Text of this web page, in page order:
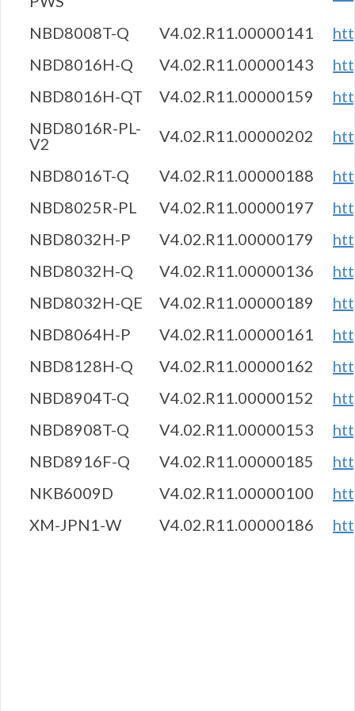
NBD8008T-Q V4.02.R11.00000141
NBD8016H-Q
V4.02.R11.00000143
NBD8016H-QT
V4.02.R11.00000159
NBD8016R-PL-
V2
V4.02.R11.00000202
NBD8016T-Q V4.02.R11.00000188
NBD8025R-PL
V4.02.R11.00000197
NBD8032H-P
V4.02.R11.00000179
NBD8032H-Q
V4.02.R11.00000136
NBD8032H-QE
V4.02.R11.00000189
NBD8064H-P
V4.02.R11.00000161
NBD8128H-Q
V4.02.R11.00000162
NBD8904T-Q
V4.02.R11.00000152
NBD8908T-Q
V4.02.R11.00000153
NBD8916F-Q
V4.02.R11.00000185
NKB6009D
V4.02.R11.00000100
XM-JPN1-W
V4.02.R11.00000186